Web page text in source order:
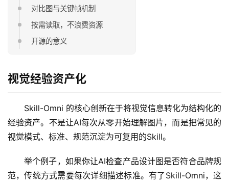
对比图与关键帧机制
按需读取，不浪费资源
开源的意义
视觉经验资产化
Skill-Omni 的核心创新在于将视觉信息转化为结构化的
经验资产。不是让AI每次从零开始理解图片，而是把常见的
视觉模式、标准、规范沉淀为可复用的Skill。
举个例子，如果你让AI检查产品设计图是否符合品牌规
范，传统方式需要每次详细描述标准。有了Skill-Omni，这